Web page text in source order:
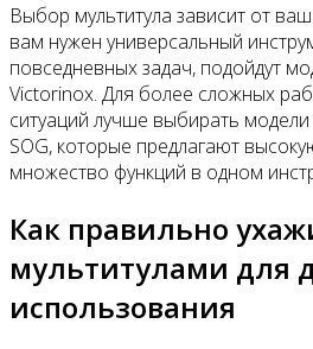
Выбор мультитула зависит от
вам нужен универсальный
повседневных задач, подойдут
Victorinox. Для более сложных
ситуаций лучше выбирать
SOG, которые предлагают
множество функций в одном
Как правильно
мультитулами для
использования